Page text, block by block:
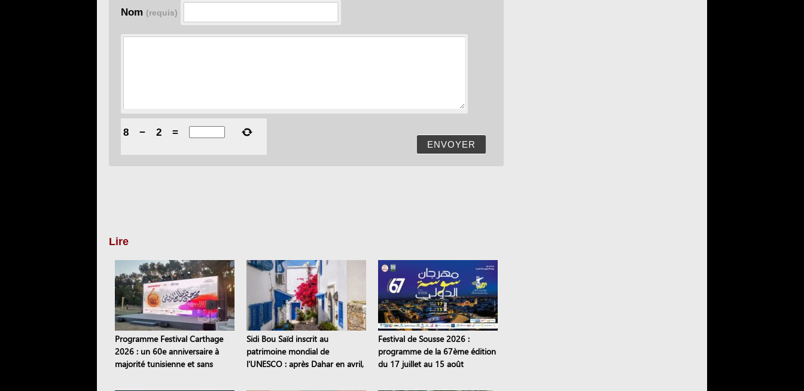
Nom (requis)
ENVOYER
8 − 2 =
Lire
Programme Festival Carthage
2026 : un 60e anniversaire à
majorité tunisienne et sans
Sidi Bou Saïd inscrit au
patrimoine mondial de
l'UNESCO : après Dahar en avril,
Festival de Sousse 2026 :
programme de la 67ème édition
du 17 juillet au 15 août